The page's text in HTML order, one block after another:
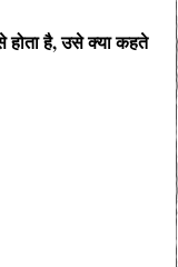
होता है, उसे क्या कहते